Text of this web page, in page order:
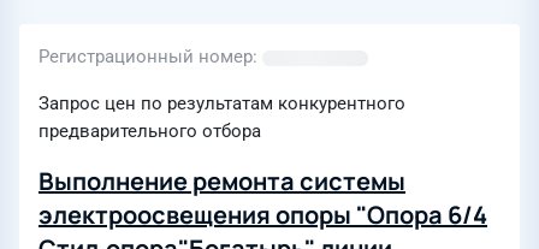
Регистрационный номер
Запрос цен по результатам конкурентного
предварительного отбора
Выполнение ремонта системы
электроосвещения опоры "Опора 6/4